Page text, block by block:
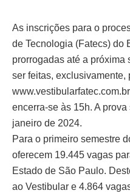
As inscrições para o
de Tecnologia (Fatecs) do
prorrogadas até a próxima
ser feitas, exclusivamente,
encerra-se às 15h. A
janeiro de 2024.
Para o primeiro semestre
oferecem 19.445 vagas
Estado de São Paulo.
ao Vestibular e 4.864